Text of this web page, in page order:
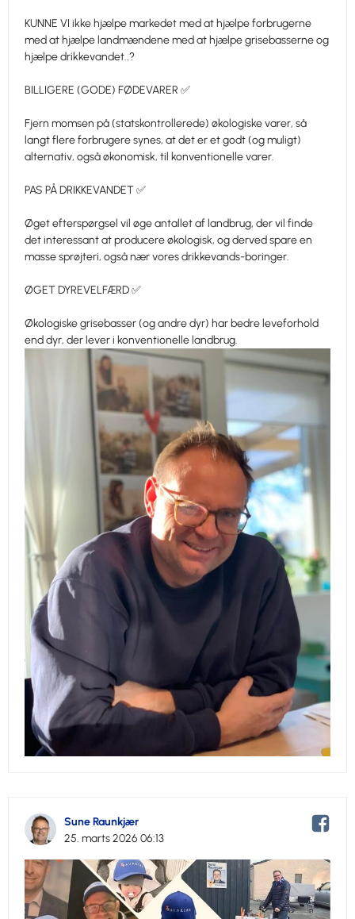
KUNNE VI ikke hjælpe markedet med at hjælpe forbrugerne
med at hjælpe landmændene med at hjælpe grisebasserne og
hjælpe drikkevandet..?
BILLIGERE (GODE) FØDEVARER ✅
Fjern momsen på (statskontrollerede) økologiske varer, så
langt flere forbrugere synes, at det er et godt (og muligt)
alternativ, også økonomisk, til konventionelle varer.
PAS PÅ DRIKKEVANDET ✅
Øget efterspørgsel vil øge antallet af landbrug, der vil finde
det interessant at producere økologisk, og derved spare en
masse sprøjteri, også nær vores drikkevands-boringer.
ØGET DYREVELFÆRD ✅
Økologiske grisebasser (og andre dyr) har bedre leveforhold
end dyr, der lever i konventionelle landbrug.
Sune Raunkjær
25. marts 2026 06:13